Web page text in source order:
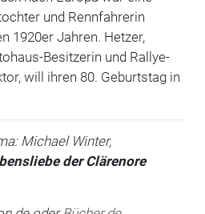
und Rennfahrerin
1920er Jahren. Hetzer,
Besitzerin und Rallye-
will ihren 80. Geburtstag in
Michael Winter,
der Clärenore